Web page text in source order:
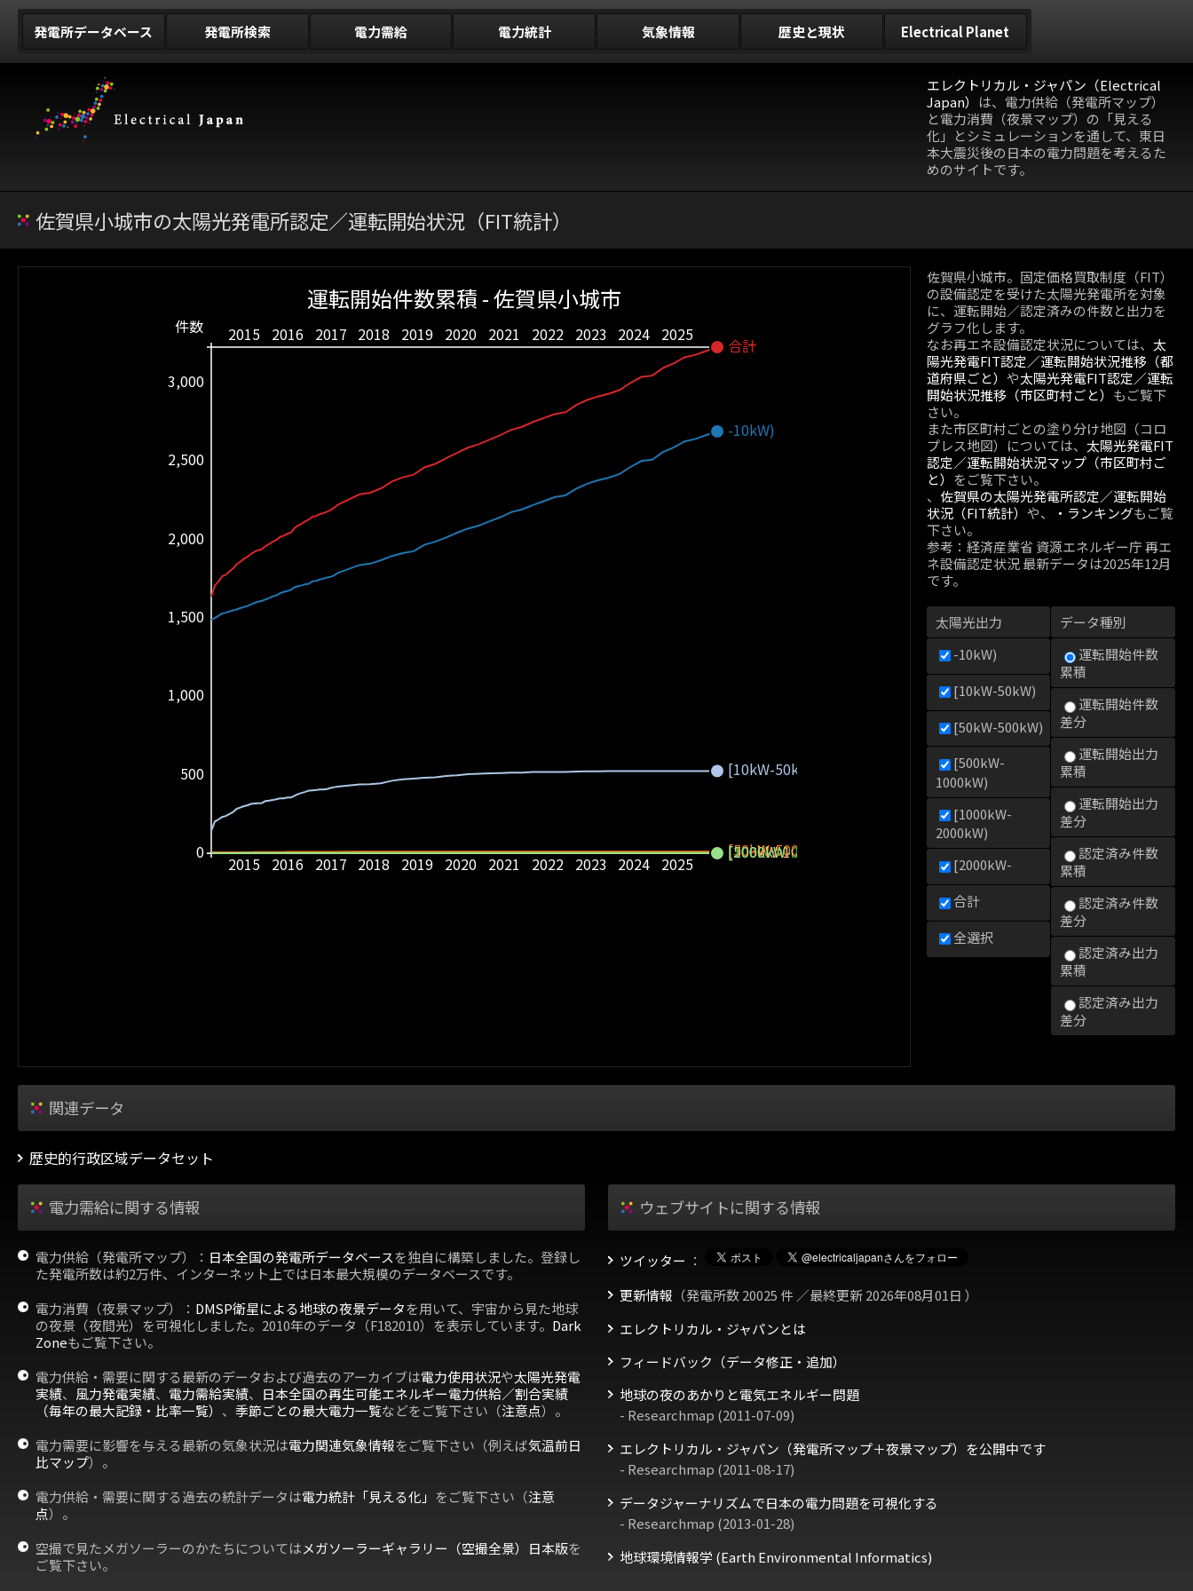
発電所データベース 発電所検索 電力需給 電力統計 気象情報 歴史と現状 Electrical Planet
エレクトリカル・ジャパン（Electrical
Japan） は、電力供給（発電所マップ）
と電力消費（夜景マップ）の「見える
化」とシミュレーションを通して、東日
本大震災後の日本の電力問題を考えるた
めのサイトです。
佐賀県小城市の太陽光発電所認定／運転開始状況（FIT統計）
2015 2016 2017 2018 2019 2020 2021 2022 2023 2024 2025
2015 2016 2017 2018 2019 2020 2021 2022 2023 2024 2025
0
500
1,000
1,500
2,000
2,500
3,000
件数
運転開始件数累積 - 佐賀県小城市
-10kW)
[10kW-50kW)
[50kW-500kW)
[500kW-1000kW)
[1000kW-2000kW)
[2000kW-
合計
佐賀県小城市。固定価格買取制度（FIT）
の設備認定を受けた太陽光発電所を対象
に、運転開始／認定済みの件数と出力を
グラフ化します。
なお再エネ設備認定状況については、 太
陽光発電FIT認定／運転開始状況推移（都
道府県ごと） や太陽光発電FIT認定／運転
開始状況推移（市区町村ごと） もご覧下
さい。
また市区町村ごとの塗り分け地図（コロ
プレス地図）については、 太陽光発電FIT
認定／運転開始状況マップ（市区町村ご
と） をご覧下さい。
、 佐賀県の太陽光発電所認定／運転開始
状況（FIT統計） や、 ・ランキングもご覧
下さい。
参考：経済産業省 資源エネルギー庁 再エ
ネ設備認定状況 最新データは2025年12月
です。
太陽光出力
-10kW)
[10kW-50kW)
[50kW-500kW)
[500kW-
1000kW)
[1000kW-
2000kW)
[2000kW-
合計
全選択
データ種別
運転開始件数
累積
運転開始件数
差分
運転開始出力
累積
運転開始出力
差分
認定済み件数
累積
認定済み件数
差分
認定済み出力
累積
認定済み出力
差分
関連データ
歴史的行政区域データセット
電力需給に関する情報
電力供給（発電所マップ）： 日本全国の発電所データベースを独自に構築しました。登録し
た発電所数は約2万件、インターネット上では日本最大規模のデータベースです。
電力消費（夜景マップ）： DMSP衛星による地球の夜景データを用いて、宇宙から見た地球
の夜景（夜間光）を可視化しました。2010年のデータ（F182010）を表示しています。 Dark
Zoneもご覧下さい。
電力供給・需要に関する最新のデータおよび過去のアーカイブは電力使用状況や太陽光発電
実績、 風力発電実績、 電力需給実績、 日本全国の再生可能エネルギー電力供給／割合実績
（毎年の最大記録・比率一覧） 、 季節ごとの最大電力一覧などをご覧下さい（注意点）。
電力需要に影響を与える最新の気象状況は電力関連気象情報をご覧下さい（例えば気温前日
比マップ）。
電力供給・需要に関する過去の統計データは電力統計「見える化」 をご覧下さい（注意
点）。
空撮で見たメガソーラーのかたちについてはメガソーラーギャラリー（空撮全景）日本版を
ご覧下さい。
ウェブサイトに関する情報
ツイッター ：
更新情報 （発電所数 20025 件 ／最終更新 2026年08月01日 ）
エレクトリカル・ジャパンとは
フィードバック（データ修正・追加）
地球の夜のあかりと電気エネルギー問題
- Researchmap (2011-07-09)
エレクトリカル・ジャパン（発電所マップ＋夜景マップ）を公開中です
- Researchmap (2011-08-17)
データジャーナリズムで日本の電力問題を可視化する
- Researchmap (2013-01-28)
地球環境情報学 (Earth Environmental Informatics)